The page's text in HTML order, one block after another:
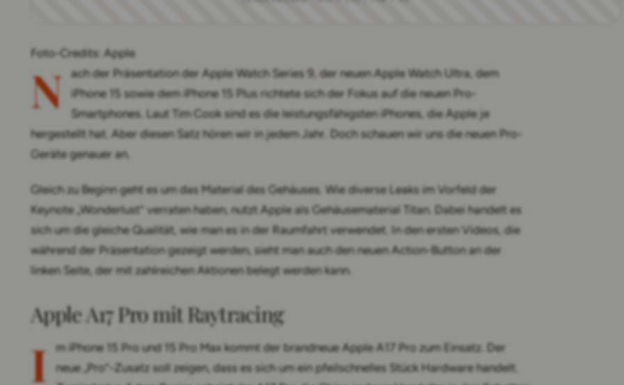
Foto-Credits: Apple
N
ach der Präsentation der Apple Watch Series 9, der neuen Apple Watch Ultra, dem
iPhone 15 sowie dem iPhone 15 Plus richtete sich der Fokus auf die neuen Pro-
Smartphones. Laut Tim Cook sind es die leistungsfähigsten iPhones, die Apple je
hergestellt hat. Aber diesen Satz hören wir in jedem Jahr. Doch schauen wir uns die neuen Pro-
Geräte genauer an.
Gleich zu Beginn geht es um das Material des Gehäuses. Wie diverse Leaks im Vorfeld der
Keynote „Wonderlust“ verraten haben, nutzt Apple als Gehäusematerial Titan. Dabei handelt es
sich um die gleiche Qualität, wie man es in der Raumfahrt verwendet. In den ersten Videos, die
während der Präsentation gezeigt werden, sieht man auch den neuen Action-Button an der
linken Seite, der mit zahlreichen Aktionen belegt werden kann.
Apple A17 Pro mit Raytracing
I
m iPhone 15 Pro und 15 Pro Max kommt der brandneue Apple A17 Pro zum Einsatz. Der
neue „Pro“-Zusatz soll zeigen, dass es sich um ein pfeilschnelles Stück Hardware handelt.